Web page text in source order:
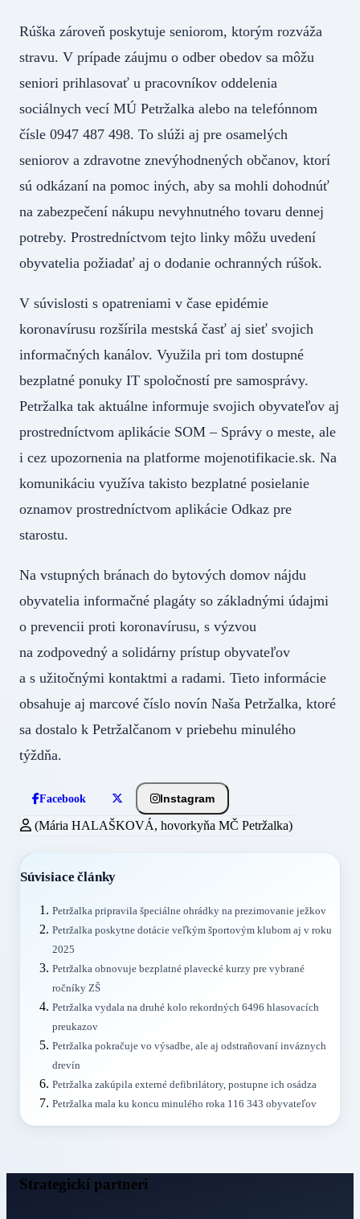
Rúška zároveň poskytuje seniorom, ktorým rozváža
stravu. V prípade záujmu o odber obedov sa môžu
seniori prihlasovať u pracovníkov oddelenia
sociálnych vecí MÚ Petržalka alebo na telefónnom
čísle 0947 487 498. To slúži aj pre osamelých
seniorov a zdravotne znevýhodnených občanov, ktorí
sú odkázaní na pomoc iných, aby sa mohli dohodnúť
na zabezpečení nákupu nevyhnutného tovaru dennej
potreby. Prostredníctvom tejto linky môžu uvedení
obyvatelia požiadať aj o dodanie ochranných rúšok.
V súvislosti s opatreniami v čase epidémie
koronavírusu rozšírila mestská časť aj sieť svojich
informačných kanálov. Využila pri tom dostupné
bezplatné ponuky IT spoločností pre samosprávy.
Petržalka tak aktuálne informuje svojich obyvateľov aj
prostredníctvom aplikácie SOM – Správy o meste, ale
i cez upozornenia na platforme mojenotifikacie.sk. Na
komunikáciu využíva takisto bezplatné posielanie
oznamov prostredníctvom aplikácie Odkaz pre
starostu.
Na vstupných bránach do bytových domov nájdu
obyvatelia informačné plagáty so základnými údajmi
o prevencii proti koronavírusu, s výzvou
na zodpovedný a solidárny prístup obyvateľov
a s užitočnými kontaktmi a radami. Tieto informácie
obsahuje aj marcové číslo novín Naša Petržalka, ktoré
sa dostalo k Petržalčanom v priebehu minulého
týždňa.
Facebook Instagram
(Mária HALAŠKOVÁ, hovorkyňa MČ Petržalka)
Súvisiace články
Petržalka pripravila špeciálne ohrádky na prezimovanie ježkov
Petržalka poskytne dotácie veľkým športovým klubom aj v roku
2025
Petržalka obnovuje bezplatné plavecké kurzy pre vybrané
ročníky ZŠ
Petržalka vydala na druhé kolo rekordných 6496 hlasovacích
preukazov
Petržalka pokračuje vo výsadbe, ale aj odstraňovaní inváznych
drevín
Petržalka zakúpila externé defibrilátory, postupne ich osádza
Petržalka mala ku koncu minulého roka 116 343 obyvateľov
Strategickí partneri